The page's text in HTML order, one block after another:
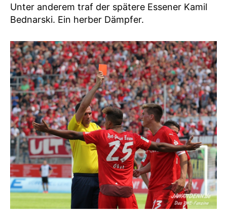
Unter anderem traf der spätere Essener Kamil
Bednarski. Ein herber Dämpfer.